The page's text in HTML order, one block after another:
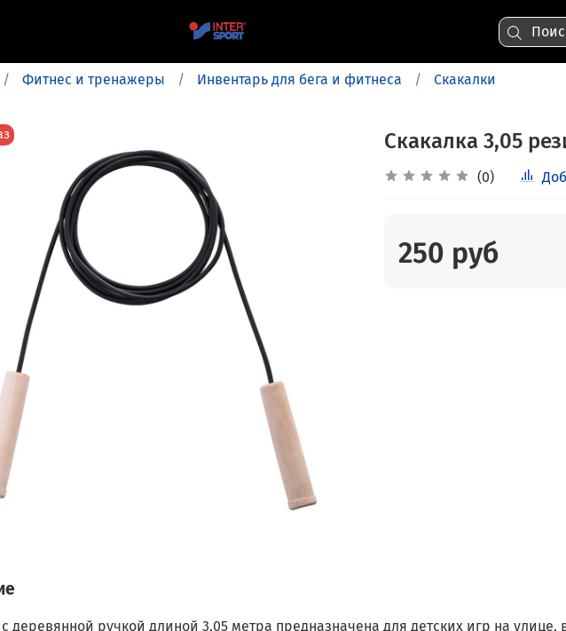
Фитнес и тренажеры Инвентарь для бега и фитнеса Скакалки
Скакалка 3,05
(0)
250 руб
с деревянной ручкой длиной 3,05 метра предназначена для детских игр на